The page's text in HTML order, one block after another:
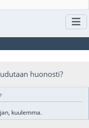
huonosti?
kuulemma.